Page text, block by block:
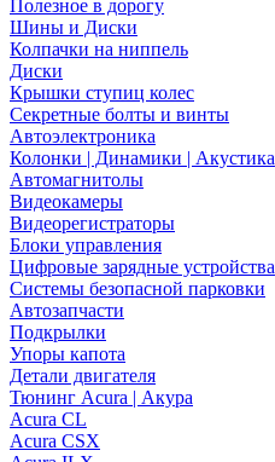
Полезное в дорогу
Шины и Диски
Колпачки на ниппель
Диски
Крышки ступиц колес
Секретные болты и винты
Автоэлектроника
Колонки | Динамики | Акустика
Автомагнитолы
Видеокамеры
Видеорегистраторы
Блоки управления
Цифровые зарядные устройства
Системы безопасной парковки
Автозапчасти
Подкрылки
Упоры капота
Детали двигателя
Тюнинг Acura | Акура
Acura CL
Acura CSX